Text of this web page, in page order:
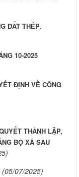
ĐẤT THÉP,
10-2025
ĐỊNH VỀ CÔNG
THÀNH LẬP,
BỘ XÃ SAU
(05/07/2025)